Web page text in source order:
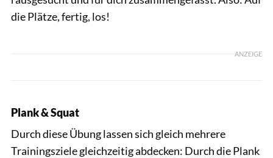
die Plätze, fertig, los!
ANZEIGE
Plank & Squat
Durch diese Übung lassen sich gleich mehrere
Trainingsziele gleichzeitig abdecken: Durch die Plank